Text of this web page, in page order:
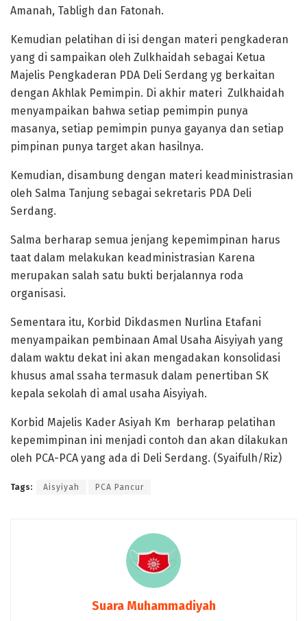
Amanah, Tabligh dan Fatonah.
Kemudian pelatihan di isi dengan materi pengkaderan
yang di sampaikan oleh Zulkhaidah sebagai Ketua
Majelis Pengkaderan PDA Deli Serdang yg berkaitan
dengan Akhlak Pemimpin. Di akhir materi Zulkhaidah
menyampaikan bahwa setiap pemimpin punya
masanya, setiap pemimpin punya gayanya dan setiap
pimpinan punya target akan hasilnya.
Kemudian, disambung dengan materi keadministrasian
oleh Salma Tanjung sebagai sekretaris PDA Deli
Serdang.
Salma berharap semua jenjang kepemimpinan harus
taat dalam melakukan keadministrasian Karena
merupakan salah satu bukti berjalannya roda
organisasi.
Sementara itu, Korbid Dikdasmen Nurlina Etafani
menyampaikan pembinaan Amal Usaha Aisyiyah yang
dalam waktu dekat ini akan mengadakan konsolidasi
khusus amal ssaha termasuk dalam penertiban SK
kepala sekolah di amal usaha Aisyiyah.
Korbid Majelis Kader Asiyah Km berharap pelatihan
kepemimpinan ini menjadi contoh dan akan dilakukan
oleh PCA-PCA yang ada di Deli Serdang. (Syaifulh/Riz)
Tags: Aisyiyah PCA Pancur
Suara Muhammadiyah